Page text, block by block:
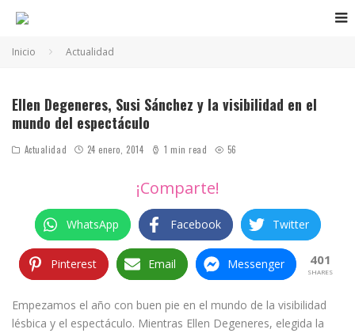
Inicio Actualidad
Ellen Degeneres, Susi Sánchez y la visibilidad en el
mundo del espectáculo
Actualidad 24 enero, 2014 1 min read 56
¡Comparte!
WhatsApp Facebook Twitter
Pinterest Email Messenger 401
SHARES
Empezamos el año con buen pie en el mundo de la visibilidad
lésbica y el espectáculo. Mientras Ellen Degeneres, elegida la